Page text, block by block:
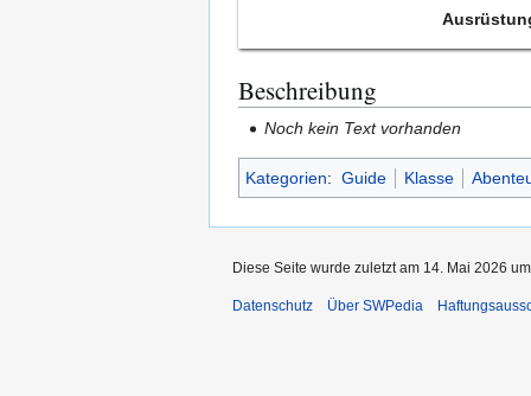
Beschreibung
Noch kein Text vorhanden
Kategorien: Guide Klasse
Diese Seite wurde zuletzt am 14. Mai 2026
Datenschutz Über SWPedia